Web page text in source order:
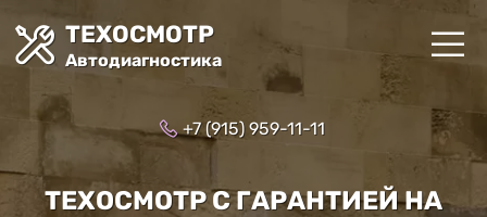
ТЕХОСМОТР
Автодиагностика
+7 (915) 959-11-11
ТЕХОСМОТР С ГАРАНТИЕЙ НА